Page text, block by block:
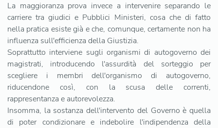
La maggioranza prova invece a intervenire separando le
carriere tra giudici e Pubblici Ministeri, cosa che di fatto
nella pratica esiste già e che, comunque, certamente non ha
influenza sull'efficienza della Giustizia.
Soprattutto interviene sugli organismi di autogoverno dei
magistrati, introducendo l'assurdità del sorteggio per
scegliere i membri dell'organismo di autogoverno,
riducendone così, con la scusa delle correnti,
rappresentanza e autorevolezza.
Insomma, la sostanza dell'intervento del Governo è quella
di poter condizionare e indebolire l'indipendenza della